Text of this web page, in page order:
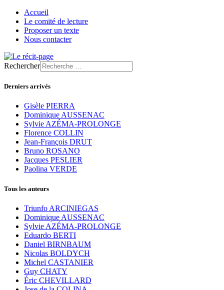
Accueil
Le comité de lecture
Proposer un texte
Nous contacter
Rechercher
Derniers arrivés
Gisèle PIERRA
Dominique AUSSENAC
Sylvie AZÉMA-PROLONGE
Florence COLLIN
Jean-François DRUT
Bruno ROSANO
Jacques PESLIER
Paolina VERDE
Tous les auteurs
Triunfo ARCINIEGAS
Dominique AUSSENAC
Sylvie AZÉMA-PROLONGE
Eduardo BERTI
Daniel BIRNBAUM
Nicolas BOLDYCH
Michel CASTANIER
Guy CHATY
Éric CHEVILLARD